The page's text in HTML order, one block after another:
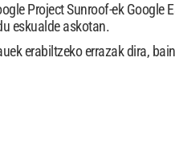
Project Sunroof-ek Google
eskualde askotan.
erabiltzeko errazak dira,